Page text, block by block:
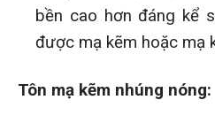
bền cao hơn đáng kể
được mạ kẽm hoặc mạ
Tôn mạ kẽm nhúng nóng: